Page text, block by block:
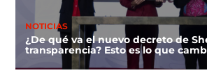
NOTICIAS
¿De qué va el nuevo decreto de
transparencia? Esto es lo que